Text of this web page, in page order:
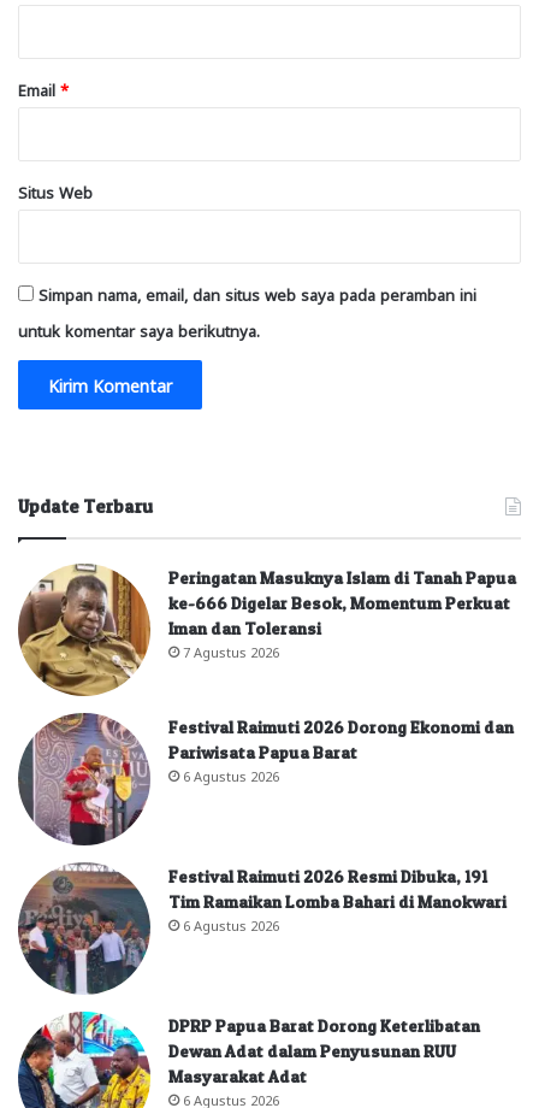
Email *
Situs Web
Simpan nama, email, dan situs web saya pada peramban ini
untuk komentar saya berikutnya.
Update Terbaru
Peringatan Masuknya Islam di Tanah Papua
ke-666 Digelar Besok, Momentum Perkuat
Iman dan Toleransi
7 Agustus 2026
Festival Raimuti 2026 Dorong Ekonomi dan
Pariwisata Papua Barat
6 Agustus 2026
Festival Raimuti 2026 Resmi Dibuka, 191
Tim Ramaikan Lomba Bahari di Manokwari
6 Agustus 2026
DPRP Papua Barat Dorong Keterlibatan
Dewan Adat dalam Penyusunan RUU
Masyarakat Adat
6 Agustus 2026